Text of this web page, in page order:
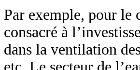
Par exemple, pour le
consacré à
dans la ventilation